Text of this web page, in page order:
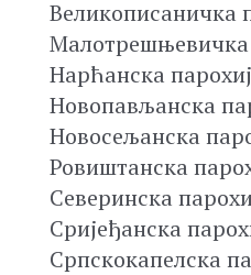
Великописаничка
Малотрешњевичка
Нарћанска
Новопављанска
Новосељанска
Ровиштанска
Северинска
Сријеђанска
Српскокапелска